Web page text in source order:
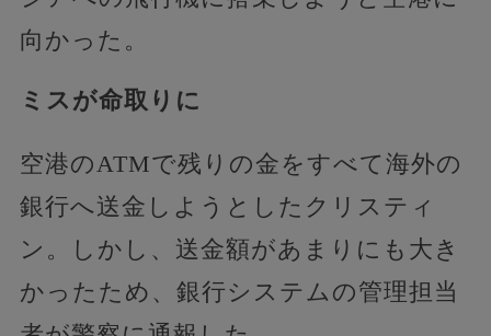
向かった。
ミスが命取りに
空港のATMで残りの金をすべて海外の
銀行へ送金しようとしたクリスティ
ン。しかし、送金額があまりにも大き
かったため、銀行システムの管理担当